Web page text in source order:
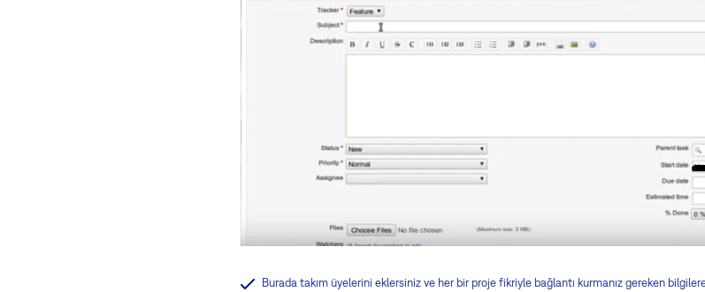
Burada takım üyelerini eklersiniz ve her bir proje fikriyle bağlantı kurmanız gereken